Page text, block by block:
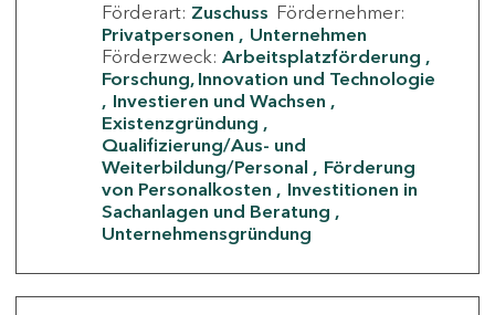
Förderart: Zuschuss Fördernehmer:
Privatpersonen
Unternehmen
Förderzweck: Arbeitsplatzförderung
Forschung, Innovation und Technologie
Investieren und Wachsen
Existenzgründung
Qualifizierung/Aus- und
Weiterbildung/Personal
Förderung
von Personalkosten
Investitionen in
Sachanlagen und Beratung
Unternehmensgründung